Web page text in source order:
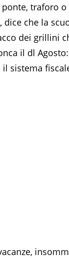
traforo
, dice che la
dei grillini
il dl
sistema